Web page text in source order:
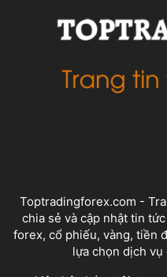
Toptradingforex.com -
chia sẻ và cập nhật tin
forex, cổ phiếu, vàng, tiền
lựa chọn dịch